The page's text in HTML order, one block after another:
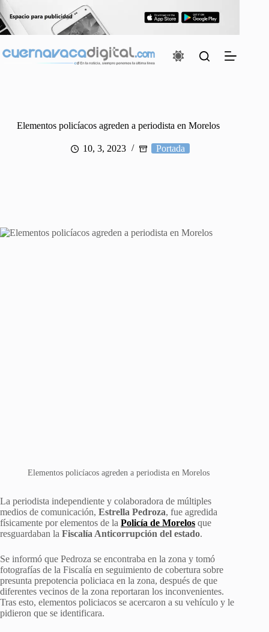
al
contenido
Elementos policíacos agreden a periodista en Morelos
10, 3, 2023 Portada
Elementos policíacos agreden a periodista en Morelos
La periodista independiente y colaboradora de múltiples
medios de comunicación, Estrella Pedroza, fue agredida
físicamente por elementos de la Policía de Morelos que
resguardaban la Fiscalía Anticorrupción del estado.
Se informó que Pedroza se encontraba en la zona y tomó
fotografías de la Fiscalía en seguimiento de cobertura sobre
presunta prepotencia policiaca en la zona, después de que
diferentes vecinos de la zona reportaran los inconvenientes.
Tras esto, elementos policiacos se acercaron a su vehículo y le
pidieron que se identificara.